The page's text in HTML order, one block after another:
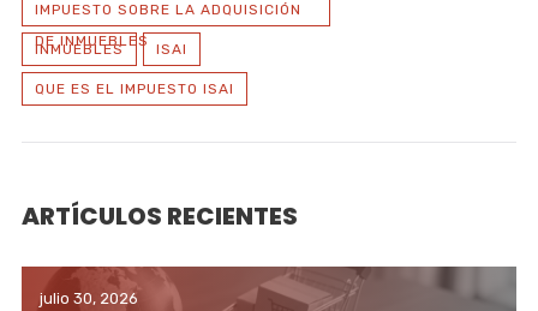
IMPUESTO SOBRE LA ADQUISICIÓN
DE INMUEBLES
INMUEBLES ISAI
QUE ES EL IMPUESTO ISAI
ARTÍCULOS RECIENTES
julio 30, 2026